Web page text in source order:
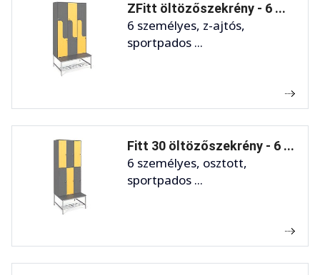
ZFitt öltözőszekrény - 6 ...
6 személyes, z-ajtós,
sportpados ...
Fitt 30 öltözőszekrény - 6 ...
6 személyes, osztott,
sportpados ...